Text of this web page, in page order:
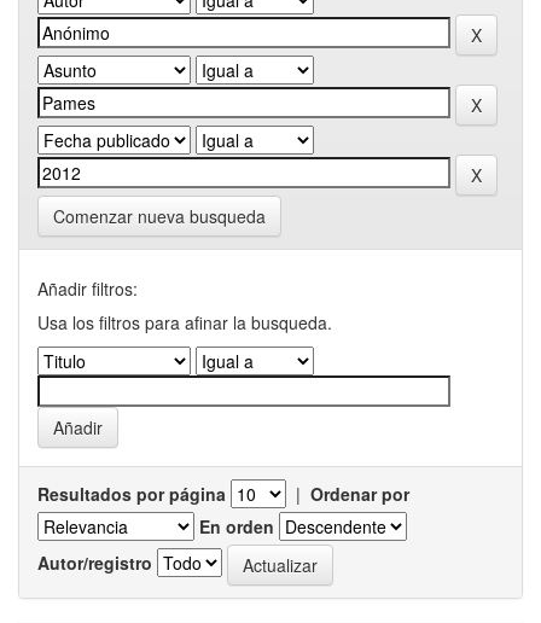
Comenzar nueva busqueda
Añadir filtros:
Usa los filtros para afinar la busqueda.
Resultados por página | Ordenar por
En orden
Autor/registro